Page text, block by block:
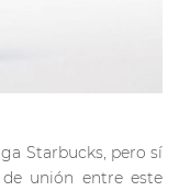
Starbucks, pero sí
unión entre este